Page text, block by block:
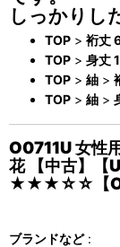
しっかりし
TOP > 裄丈
TOP > 身丈
TOP > 紬 >
TOP > 紬 >
O0711U 女性
花 【中古】【
★★★☆☆【
ブランドなど: